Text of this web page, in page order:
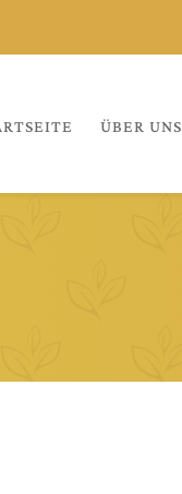
ÜBER UNS